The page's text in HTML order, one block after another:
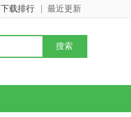
最近更新
下载排行